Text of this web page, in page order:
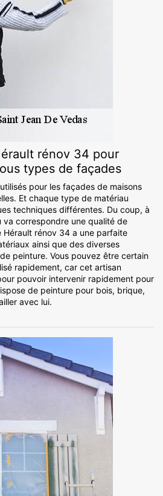
rénov 34 pour
types de façades
pour les façades de maisons
Et chaque type de matériau
techniques différentes. Du coup, à
correspondre une qualité de
Hérault rénov 34 a une parfaite
ainsi que des diverses
peinture. Vous pouvez être certain
rapidement, car cet artisan
pouvoir intervenir rapidement pour
de peinture pour bois, brique,
avec lui.